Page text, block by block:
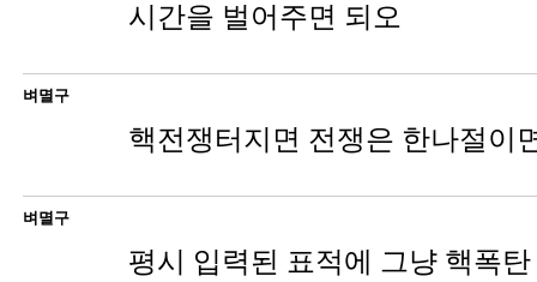
시간을 벌어주면 되오
벼멸구
핵전쟁터지면 전쟁은 한나절이
벼멸구
평시 입력된 표적에 그냥 핵폭